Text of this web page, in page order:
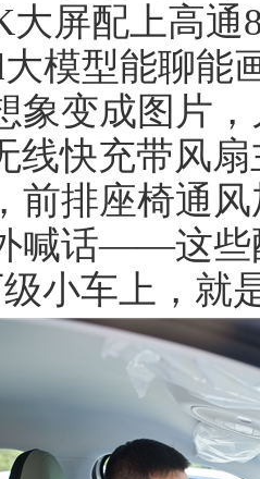
大屏配上高
大模型能聊能
象变成图片
线快充带风
前排座椅通
喊话——这些
小车上，就